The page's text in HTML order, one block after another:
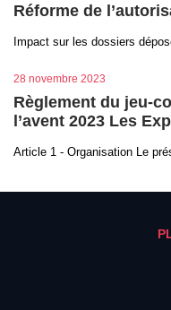
Réforme de
Impact sur les dossiers
28 novembre 2023
Règlement du jeu-
l’avent 2023 Les
Article 1 - Organisation Le